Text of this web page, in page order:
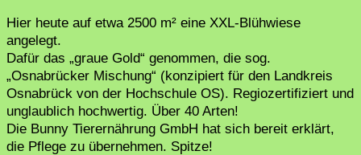
Hier heute auf etwa 2500 m² eine XXL-Blühwiese
angelegt.
Dafür das „graue Gold“ genommen, die sog.
„Osnabrücker Mischung“ (konzipiert für den Landkreis
Osnabrück von der Hochschule OS). Regiozertifiziert und
unglaublich hochwertig. Über 40 Arten!
Die Bunny Tierernährung GmbH hat sich bereit erklärt,
die Pflege zu übernehmen. Spitze!